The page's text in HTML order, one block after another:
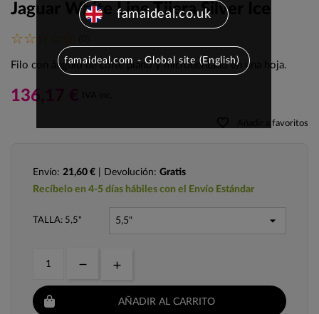
Jaguar White Line Tijera Silver Ice
Filo con ángulo de corte plano y microdentado en una hoja.
136,17 €
Añadir a favoritos
Envío: 21,60 € | Devolución: Gratis
Recíbelo en 4-5 días hábiles con el Envío Estándar
TALLA: 5,5"
AÑADIR AL CARRITO
famaideal.co.uk
famaideal.com - Global site (English)